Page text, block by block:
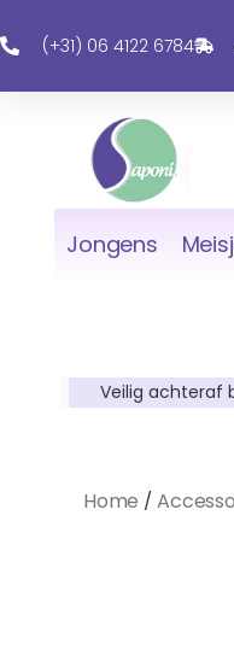
Naar
Inhoud
(+31) 06 4122 6784
Jongens
Veilig achteraf
Home /